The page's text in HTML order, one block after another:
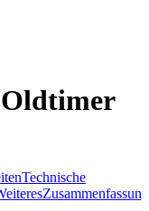
Technische
Zusammenfassung